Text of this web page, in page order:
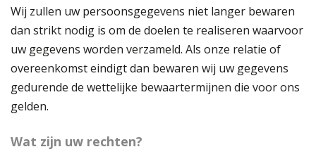
Wij zullen uw persoonsgegevens niet langer bewaren
dan strikt nodig is om de doelen te realiseren waarvoor
uw gegevens worden verzameld. Als onze relatie of
overeenkomst eindigt dan bewaren wij uw gegevens
gedurende de wettelijke bewaartermijnen die voor ons
gelden.
Wat zijn uw rechten?